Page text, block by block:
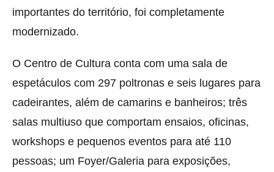
importantes do território, foi completamente
modernizado.
O Centro de Cultura conta com uma sala de
espetáculos com 297 poltronas e seis lugares para
cadeirantes, além de camarins e banheiros; três
salas multiuso que comportam ensaios, oficinas,
workshops e pequenos eventos para até 110
pessoas; um Foyer/Galeria para exposições,